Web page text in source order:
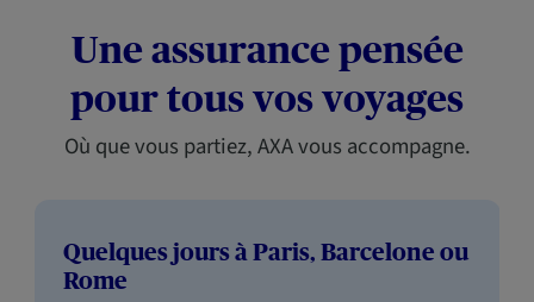
Une assurance pensée
pour tous vos voyages
Où que vous partiez, AXA vous accompagne.
Quelques jours à Paris, Barcelone ou
Rome